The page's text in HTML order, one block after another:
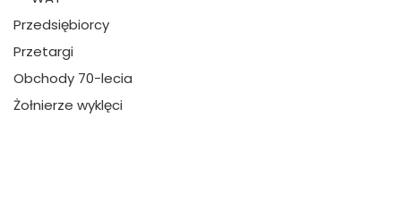
Przedsiębiorcy
Przetargi
Obchody 70-lecia
Żołnierze wyklęci